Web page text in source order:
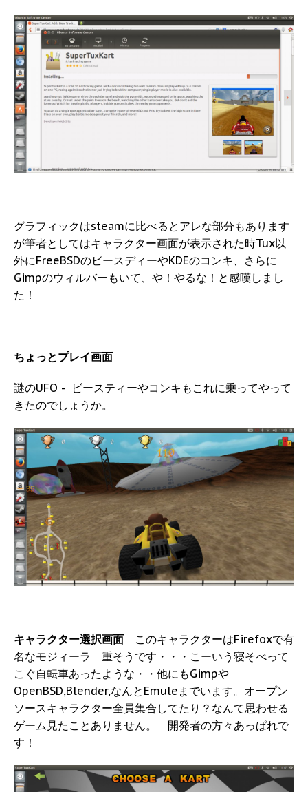
グラフィックはsteamに比べるとアレな部分もあります
が筆者としてはキャラクター画面が表示された時Tux以
外にFreeBSDのビースディーやKDEのコンキ、さらに
Gimpのウィルバーもいて、や！やるな！と感嘆しまし
た！
ちょっとプレイ画面
謎のUFO - ビースティーやコンキもこれに乗ってやって
きたのでしょうか。
キャラクター選択画面 このキャラクターはFirefoxで有
名なモジィーラ 重そうです・・・こーいう寝そべって
こぐ自転車あったような・・他にもGimpや
OpenBSD,Blender,なんとEmuleまでいます。オープン
ソースキャラクター全員集合してたり？なんて思わせる
ゲーム見たことありません。 開発者の方々あっぱれで
す！